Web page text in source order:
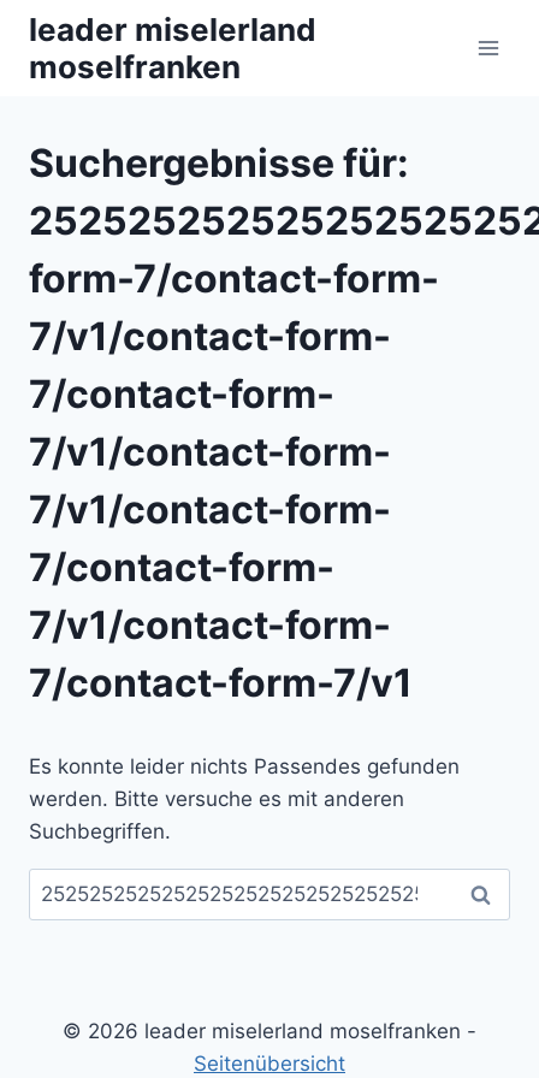
Zum
Inhalt
springen
leader miselerland
moselfranken
Suchergebnisse für:
form-7/contact-form-
7/v1/contact-form-
7/contact-form-
7/v1/contact-form-
7/v1/contact-form-
7/contact-form-
7/v1/contact-form-
7/contact-form-7/v1
Es konnte leider nichts Passendes gefunden
werden. Bitte versuche es mit anderen
Suchbegriffen.
Suchen
nach:
© 2026 leader miselerland moselfranken -
Seitenübersicht